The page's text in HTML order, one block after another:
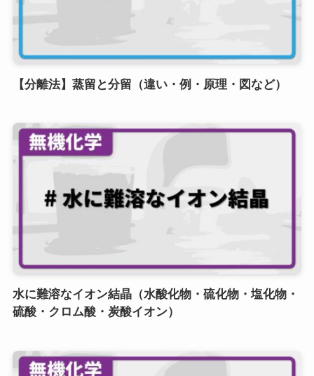
【分離法】蒸留と分留（違い・例・原理・図など）
水に難溶なイオン結晶（水酸化物・硫化物・塩化物・
硫酸・クロム酸・炭酸イオン）